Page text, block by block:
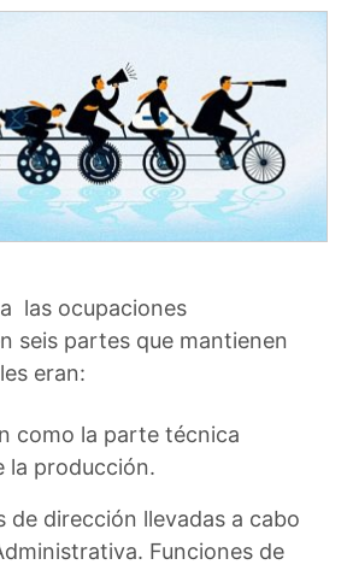
las ocupaciones
seis partes que mantienen
eran:
como la parte técnica
la producción.
de dirección llevadas a cabo
Funciones de